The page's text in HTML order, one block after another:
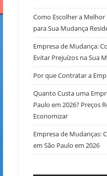
Como Escolher a
para Sua Mudança
Empresa de Mudança:
Evitar Prejuízos na Sua
Por que Contratar a
Quanto Custa uma
Paulo em 2026? Preços
Economizar
Empresa de Mudanças:
em São Paulo em 2026